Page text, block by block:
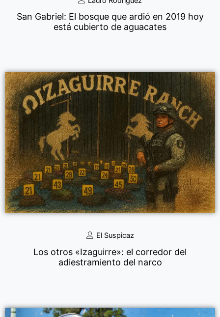
San Gabriel: El bosque que ardió en 2019 hoy
está cubierto de aguacates
El Suspicaz
Los otros «Izaguirre»: el corredor del
adiestramiento del narco